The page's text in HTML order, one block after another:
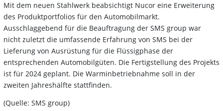
Mit dem neuen Stahlwerk beabsichtigt Nucor eine Erweiterung
des Produktportfolios für den Automobilmarkt.
Ausschlaggebend für die Beauftragung der SMS group war
nicht zuletzt die umfassende Erfahrung von SMS bei der
Lieferung von Ausrüstung für die Flüssigphase der
entsprechenden Automobilgüten. Die Fertigstellung des Projekts
ist für 2024 geplant. Die Warminbetriebnahme soll in der
zweiten Jahreshälfte stattfinden.
(Quelle: SMS group)